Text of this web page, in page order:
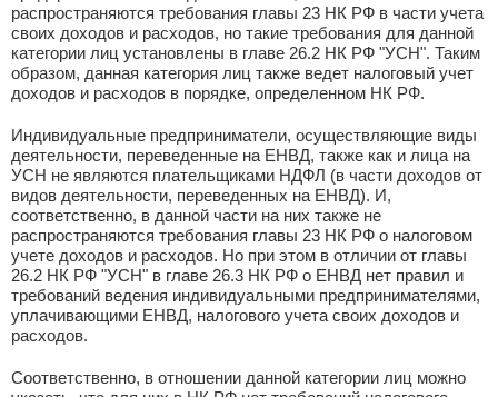
распространяются требования главы 23 НК РФ в части учета
своих доходов и расходов, но такие требования для данной
категории лиц установлены в главе 26.2 НК РФ "УСН". Таким
образом, данная категория лиц также ведет налоговый учет
доходов и расходов в порядке, определенном НК РФ.
Индивидуальные предприниматели, осуществляющие виды
деятельности, переведенные на ЕНВД, также как и лица на
УСН не являются плательщиками НДФЛ (в части доходов от
видов деятельности, переведенных на ЕНВД). И,
соответственно, в данной части на них также не
распространяются требования главы 23 НК РФ о налоговом
учете доходов и расходов. Но при этом в отличии от главы
26.2 НК РФ "УСН" в главе 26.3 НК РФ о ЕНВД нет правил и
требований ведения индивидуальными предпринимателями,
уплачивающими ЕНВД, налогового учета своих доходов и
расходов.
Соответственно, в отношении данной категории лиц можно